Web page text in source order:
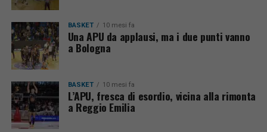
BASKET 10 mesi fa
Una APU da applausi, ma i due punti vanno
a Bologna
BASKET 10 mesi fa
L’APU, fresca di esordio, vicina alla rimonta
a Reggio Emilia